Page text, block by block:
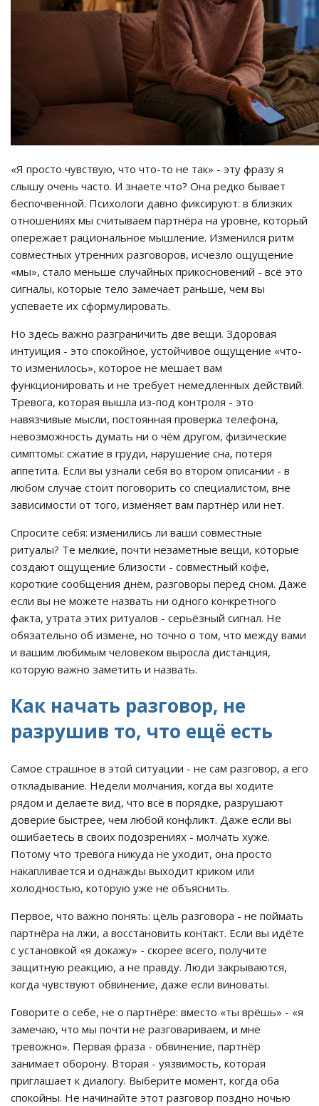
«Я просто чувствую, что что-то не так» - эту фразу я
слышу очень часто. И знаете что? Она редко бывает
беспочвенной. Психологи давно фиксируют: в близких
отношениях мы считываем партнёра на уровне, который
опережает рациональное мышление. Изменился ритм
совместных утренних разговоров, исчезло ощущение
«мы», стало меньше случайных прикосновений - всё это
сигналы, которые тело замечает раньше, чем вы
успеваете их сформулировать.
Но здесь важно разграничить две вещи. Здоровая
интуиция - это спокойное, устойчивое ощущение «что-
то изменилось», которое не мешает вам
функционировать и не требует немедленных действий.
Тревога, которая вышла из-под контроля - это
навязчивые мысли, постоянная проверка телефона,
невозможность думать ни о чём другом, физические
симптомы: сжатие в груди, нарушение сна, потеря
аппетита. Если вы узнали себя во втором описании - в
любом случае стоит поговорить со специалистом, вне
зависимости от того, изменяет вам партнёр или нет.
Спросите себя: изменились ли ваши совместные
ритуалы? Те мелкие, почти незаметные вещи, которые
создают ощущение близости - совместный кофе,
короткие сообщения днём, разговоры перед сном. Даже
если вы не можете назвать ни одного конкретного
факта, утрата этих ритуалов - серьёзный сигнал. Не
обязательно об измене, но точно о том, что между вами
и вашим любимым человеком выросла дистанция,
которую важно заметить и назвать.
Как начать разговор, не
разрушив то, что ещё есть
Самое страшное в этой ситуации - не сам разговор, а его
откладывание. Недели молчания, когда вы ходите
рядом и делаете вид, что всё в порядке, разрушают
доверие быстрее, чем любой конфликт. Даже если вы
ошибаетесь в своих подозрениях - молчать хуже.
Потому что тревога никуда не уходит, она просто
накапливается и однажды выходит криком или
холодностью, которую уже не объяснить.
Первое, что важно понять: цель разговора - не поймать
партнёра на лжи, а восстановить контакт. Если вы идёте
с установкой «я докажу» - скорее всего, получите
защитную реакцию, а не правду. Люди закрываются,
когда чувствуют обвинение, даже если виноваты.
Говорите о себе, не о партнёре: вместо «ты врёшь» - «я
замечаю, что мы почти не разговариваем, и мне
тревожно». Первая фраза - обвинение, партнёр
занимает оборону. Вторая - уязвимость, которая
приглашает к диалогу. Выберите момент, когда оба
спокойны. Не начинайте этот разговор поздно ночью